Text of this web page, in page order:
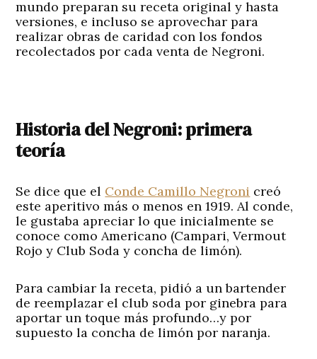
mundo preparan su receta original y hasta
versiones, e incluso se aprovechar para
realizar obras de caridad con los fondos
recolectados por cada venta de Negroni.
Historia del Negroni: primera
teoría
Se dice que el Conde Camillo Negroni creó
este aperitivo más o menos en 1919. Al conde,
le gustaba apreciar lo que inicialmente se
conoce como Americano (Campari, Vermout
Rojo y Club Soda y concha de limón).
Para cambiar la receta, pidió a un bartender
de reemplazar el club soda por ginebra para
aportar un toque más profundo…y por
supuesto la concha de limón por naranja.